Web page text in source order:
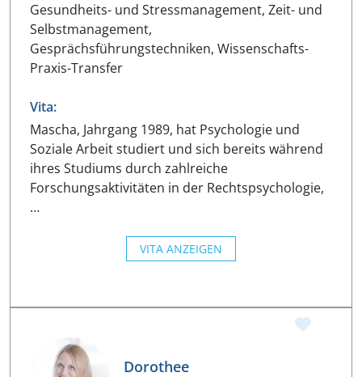
Gesundheits- und Stressmanagement, Zeit- und
Selbstmanagement,
Gesprächsführungstechniken, Wissenschafts-
Praxis-Transfer
Vita:
Mascha, Jahrgang 1989, hat Psychologie und
Soziale Arbeit studiert und sich bereits während
ihres Studiums durch zahlreiche
Forschungsaktivitäten in der Rechtspsychologie,
…
VITA ANZEIGEN
Dorothee